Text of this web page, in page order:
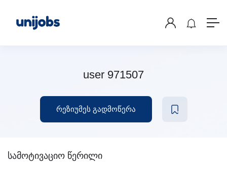
user 971507
რეზიუმეს გადმოწერა
სამოტივაციო წერილი